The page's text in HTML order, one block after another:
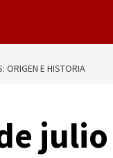
ORIGEN E HISTORIA